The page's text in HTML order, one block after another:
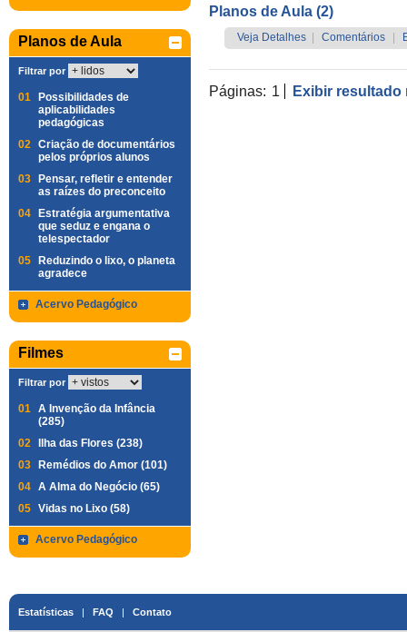
Planos de Aula
Filtrar por
01
Possibilidades de
aplicabilidades
pedagógicas
02 Criação de documentários
pelos próprios alunos
03
Pensar, refletir e entender
as raízes do preconceito
04
Estratégia argumentativa
que seduz e engana o
telespectador
05
Reduzindo o lixo, o planeta
agradece
Acervo Pedagógico
Filmes
Filtrar por
01 A Invenção da Infância
(285)
02
Ilha das Flores (238)
03
Remédios do Amor (101)
04 A Alma do Negócio (65)
05 Vidas no Lixo (58)
Acervo Pedagógico
Planos de Aula (2)
Veja Detalhes Comentários
Páginas: 1 Exibir resultado
Estatísticas | FAQ | Contato